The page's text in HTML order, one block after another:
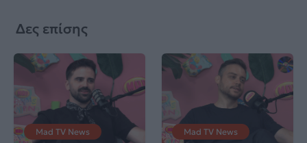
Δες επίσης
Mad TV News Mad TV News